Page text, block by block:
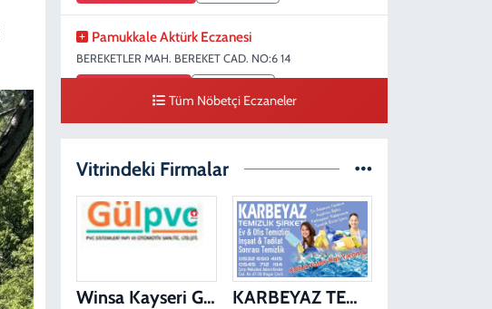
Pamukkale Aktürk Eczanesi
BEREKETLER MAH. BEREKET CAD. NO:6 14
Saglık Eczanesi
SIRAKAPILAR MAH. ŞEHİT ALBAY KARAOĞLANOĞLU CAD.
0 (258) 713 14 86 Yol Tarifi Al
Tüm Nöbetçi Eczaneler
Vitrindeki Firmalar
Winsa Kayseri Gül Pvc Pencere Kayseri Winsa KARBEYAZ TEMİZLİK